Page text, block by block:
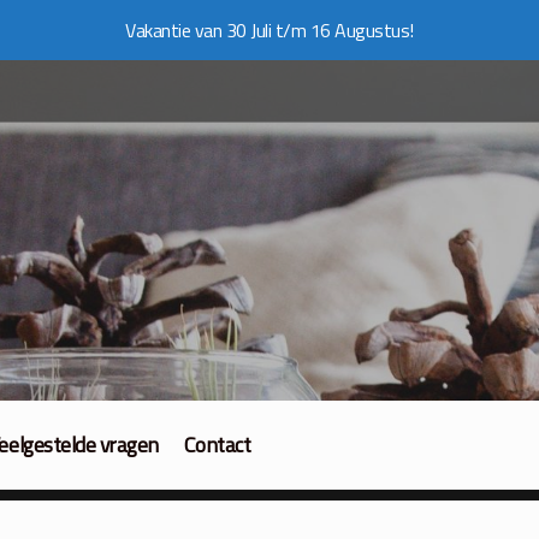
Vakantie van 30 Juli t/m 16 Augustus!
vragen Contact